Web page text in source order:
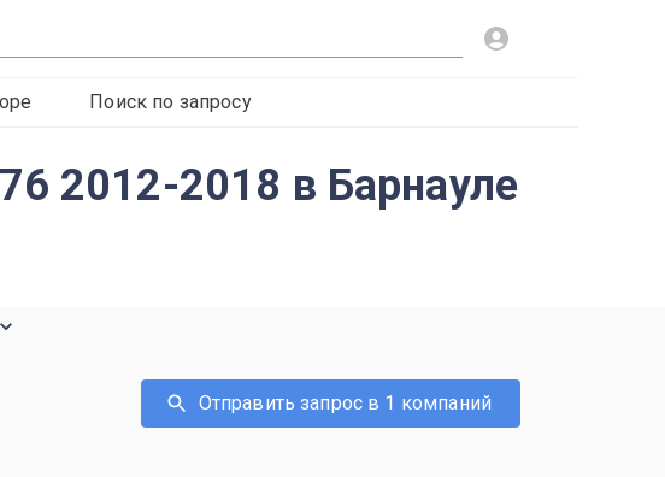
Поиск по запросу
2012-2018 в Барнауле
Отправить запрос в 1 компаний